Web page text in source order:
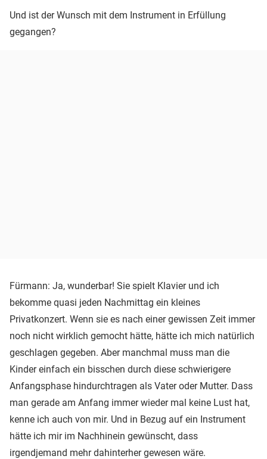
Und ist der Wunsch mit dem Instrument in Erfüllung
gegangen?
Fürmann: Ja, wunderbar! Sie spielt Klavier und ich
bekomme quasi jeden Nachmittag ein kleines
Privatkonzert. Wenn sie es nach einer gewissen Zeit immer
noch nicht wirklich gemocht hätte, hätte ich mich natürlich
geschlagen gegeben. Aber manchmal muss man die
Kinder einfach ein bisschen durch diese schwierigere
Anfangsphase hindurchtragen als Vater oder Mutter. Dass
man gerade am Anfang immer wieder mal keine Lust hat,
kenne ich auch von mir. Und in Bezug auf ein Instrument
hätte ich mir im Nachhinein gewünscht, dass
irgendjemand mehr dahinterher gewesen wäre.